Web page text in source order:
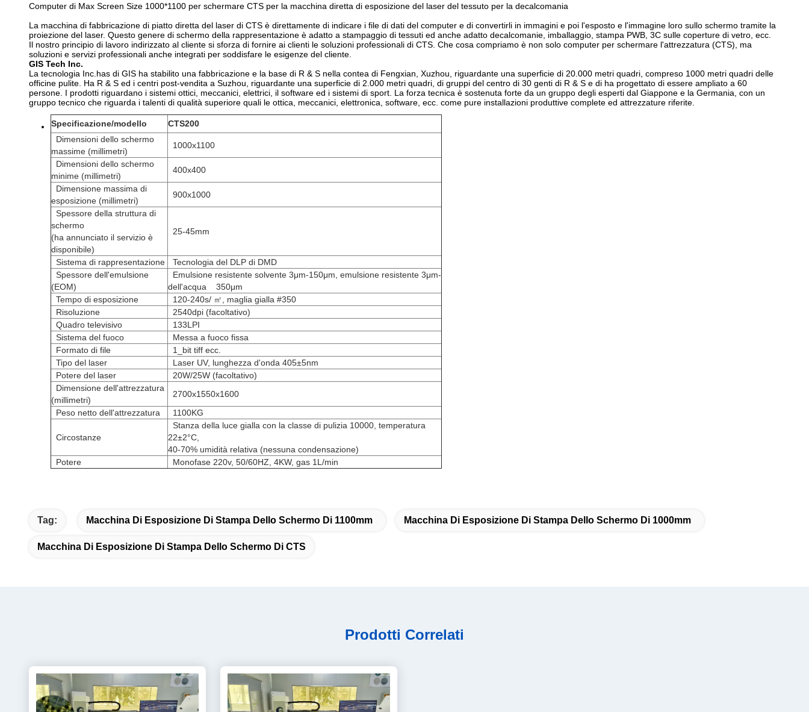
Computer di Max Screen Size 1000*1100 per schermare CTS per la macchina diretta di esposizione del laser del tessuto per la decalcomania
La macchina di fabbricazione di piatto diretta del laser di CTS è direttamente di indicare i file di dati del computer e di convertirli in immagini e poi l'esposto e l'immagine loro sullo schermo tramite la
proiezione del laser. Questo genere di schermo della rappresentazione è adatto a stampaggio di tessuti ed anche adatto decalcomanie, imballaggio, stampa PWB, 3C sulle coperture di vetro, ecc.
Il nostro principio di lavoro indirizzato al cliente si sforza di fornire ai clienti le soluzioni professionali di CTS. Che cosa compriamo è non solo computer per schermare l'attrezzatura (CTS), ma
soluzioni e servizi professionali anche integrati per soddisfare le esigenze del cliente.
GIS Tech Inc.
La tecnologia Inc.has di GIS ha stabilito una fabbricazione e la base di R & S nella contea di Fengxian, Xuzhou, riguardante una superficie di 20.000 metri quadri, compreso 1000 metri quadri delle
officine pulite. Ha R & S ed i centri post-vendita a Suzhou, riguardante una superficie di 2.000 metri quadri, di gruppi del centro di 30 genti di R & S e di ha progettato di essere ampliato a 60
persone. I prodotti riguardano i sistemi ottici, meccanici, elettrici, il software ed i sistemi di sport. La forza tecnica è sostenuta forte da un gruppo degli esperti dal Giappone e la Germania, con un
gruppo tecnico che riguarda i talenti di qualità superiore quali le ottica, meccanici, elettronica, software, ecc. come pure installazioni produttive complete ed attrezzature riferite.
Specificazione/modello
CTS200
Dimensioni dello schermo
massime (millimetri)
1000x1100
Dimensioni dello schermo
minime (millimetri)
400x400
Dimensione massima di
esposizione (millimetri)
900x1000
Spessore della struttura di
schermo
(ha annunciato il servizio è
disponibile)
25-45mm
Sistema di rappresentazione
Tecnologia del DLP di DMD
Spessore dell'emulsione
(EOM)
Emulsione resistente solvente 3μm-150μm, emulsione resistente 3μm-
dell'acqua 350μm
Tempo di esposizione
120-240s/ ㎡, maglia gialla #350
Risoluzione
2540dpi (facoltativo)
Quadro televisivo
133LPI
Sistema del fuoco
Messa a fuoco fissa
Formato di file
1_bit tiff ecc.
Tipo del laser
Laser UV, lunghezza d'onda 405±5nm
Potere del laser
20W/25W (facoltativo)
Dimensione dell'attrezzatura
(millimetri)
2700x1550x1600
Peso netto dell'attrezzatura
1100KG
Circostanze
Stanza della luce gialla con la classe di pulizia 10000, temperatura
22±2°C,
40-70% umidità relativa (nessuna condensazione)
Potere
Monofase 220v, 50/60HZ, 4KW, gas 1L/min
Tag: Macchina Di Esposizione Di Stampa Dello Schermo Di 1100mm Macchina Di Esposizione Di Stampa Dello Schermo Di 1000mm
Macchina Di Esposizione Di Stampa Dello Schermo Di CTS
Prodotti Correlati